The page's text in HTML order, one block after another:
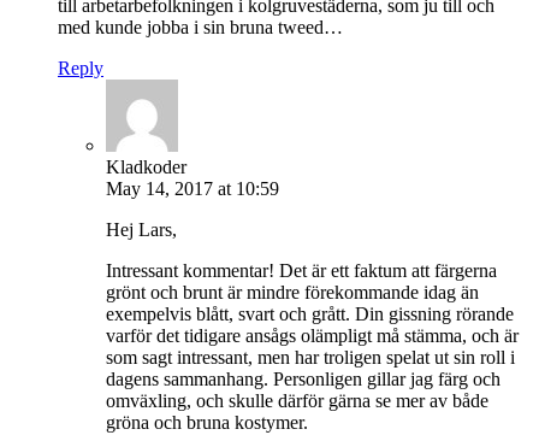
till arbetarbefolkningen i kolgruvestäderna, som ju till och
med kunde jobba i sin bruna tweed…
Reply
Kladkoder
May 14, 2017 at 10:59
Hej Lars,
Intressant kommentar! Det är ett faktum att färgerna
grönt och brunt är mindre förekommande idag än
exempelvis blått, svart och grått. Din gissning rörande
varför det tidigare ansågs olämpligt må stämma, och är
som sagt intressant, men har troligen spelat ut sin roll i
dagens sammanhang. Personligen gillar jag färg och
omväxling, och skulle därför gärna se mer av både
gröna och bruna kostymer.